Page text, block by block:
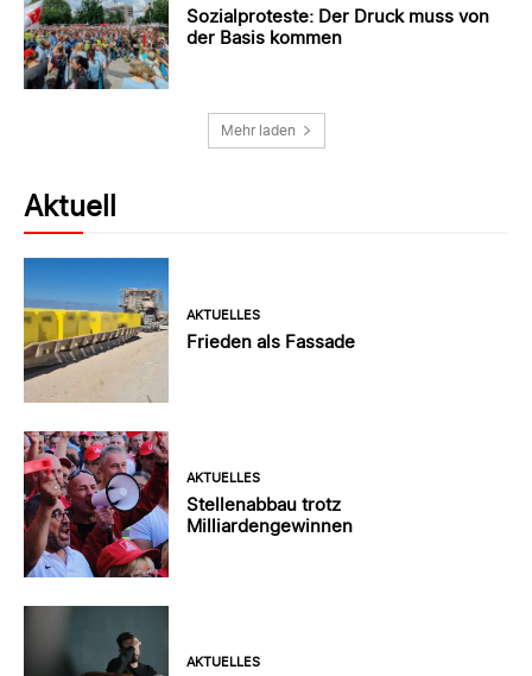
Sozialproteste: Der Druck muss von
der Basis kommen
Mehr laden
Aktuell
AKTUELLES
Frieden als Fassade
AKTUELLES
Stellenabbau trotz
Milliardengewinnen
AKTUELLES